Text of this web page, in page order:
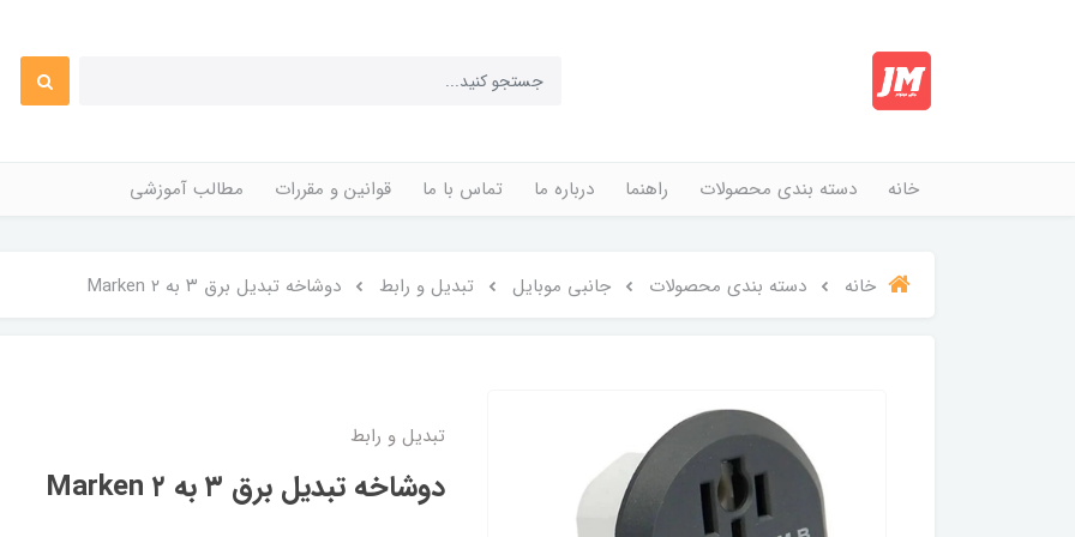
خانه دسته بندی محصولات راهنما درباره ما تماس با ما قوانین و مقررات مطالب آموزشی
خانه دسته بندی محصولات جانبی موبایل تبدیل و رابط دوشاخه تبدیل برق ۳ به ۲ Marken
تبدیل و رابط
دوشاخه تبدیل برق ۳ به ۲ Marken